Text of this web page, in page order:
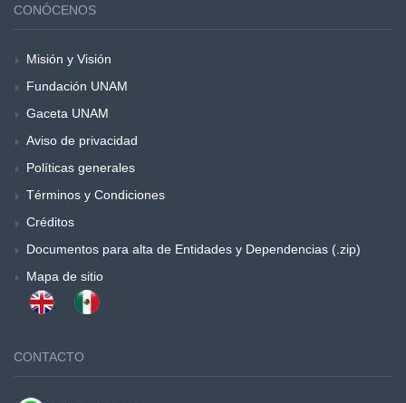
CONÓCENOS
Misión y Visión
Fundación UNAM
Gaceta UNAM
Aviso de privacidad
Políticas generales
Términos y Condiciones
Créditos
Documentos para alta de Entidades y Dependencias (.zip)
Mapa de sitio
CONTACTO